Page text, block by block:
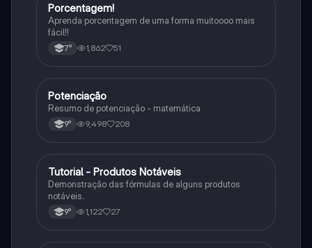
Matematica
Porcentagem!
Aprenda porcentagem de uma forma muitoooo mais
fácil!!
7° 1,862 51
Matematica
Potenciação
Resumo de potenciação - matemática
9° 9,498 208
Matematica
Tutorial - Produtos Notáveis
Demonstração das fórmulas de alguns produtos
notáveis.
9° 1,122 27